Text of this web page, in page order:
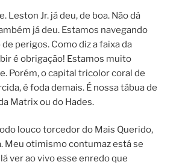
Leston Jr. já deu, de boa. Não dá
já deu. Estamos navegando
perigos. Como diz a faixa da
é obrigação! Estamos muito
Porém, o capital tricolor coral de
é foda demais. É nossa tábua de
Matrix ou do Hades.
louco torcedor do Mais Querido,
Meu otimismo contumaz está se
ver ao vivo esse enredo que